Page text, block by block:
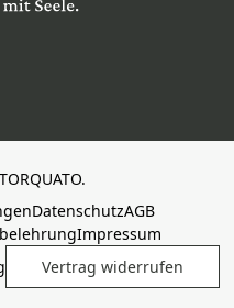
DatenschutzAGB
Impressum
Vertrag widerrufen